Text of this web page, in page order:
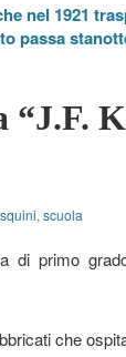
nel 1921
passa
“J.F.
, scuola
di primo
che